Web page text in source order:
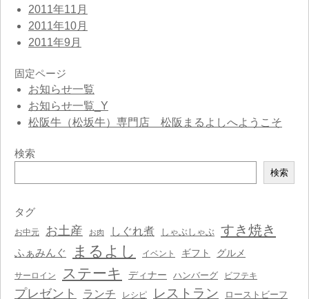
2011年11月
2011年10月
2011年9月
固定ページ
お知らせ一覧
お知らせ一覧_Y
松阪牛（松坂牛）専門店 松阪まるよしへようこそ
検索
索
検索
タグ
お中元 お土産 お肉 しぐれ煮 しゃぶしゃぶ すき焼き
ふぁみんぐ まるよし イベント ギフト グルメ
サーロイン ステーキ ディナー ハンバーグ ビフテキ
プレゼント ランチ レシピ レストラン ローストビーフ